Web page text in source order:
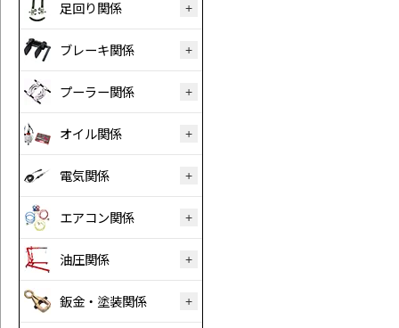
足回り関係
ブレーキ関係
プーラー関係
オイル関係
電気関係
エアコン関係
油圧関係
鈑金・塗装関係